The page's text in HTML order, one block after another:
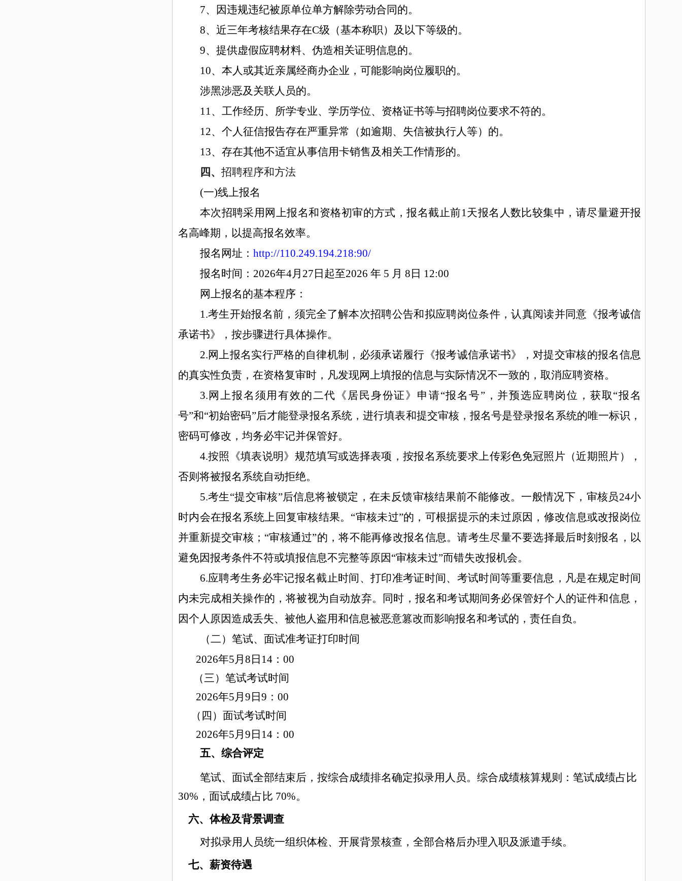
7、因违规违纪被原单位单方解除劳动合同的。
8、近三年考核结果存在C级（基本称职）及以下等级的。
9、提供虚假应聘材料、伪造相关证明信息的。
10、本人或其近亲属经商办企业，可能影响岗位履职的。
涉黑涉恶及关联人员的。
11、工作经历、所学专业、学历学位、资格证书等与招聘岗位要求不符的。
12、个人征信报告存在严重异常（如逾期、失信被执行人等）的。
13、存在其他不适宜从事信用卡销售及相关工作情形的。
四、 招聘程序和方法
(一)线上报名
本次招聘采用网上报名和资格初审的方式，报名截止前1天报名人数比较集中，请尽量避开报
名高峰期，以提高报名效率。
报名网址： http://110.249.194.218:90/
报名时间： 2026年4月27日 起至2026 年 5 月 8 日 12:00
网上报名的基本程序：
1.考生开始报名前，须完全了解本次招聘公告和拟应聘岗位条件，认真阅读并同意《报考诚信
承诺书》，按步骤进行具体操作。
2.网上报名实行严格的自律机制，必须承诺履行《报考诚信承诺书》，对提交审核的报名信息
的真实性负责，在资格复审时，凡发现网上填报的信息与实际情况不一致的，取消应聘资格。
3.网上报名须用有效的二代《居民身份证》申请“报名号”，并预选应聘岗位，获取“报名
号”和“初始密码”后才能登录报名系统，进行填表和提交审核，报名号是登录报名系统的唯一标识，
密码可修改，均务必牢记并保管好。
4.按照《填表说明》规范填写或选择表项，按报名系统要求上传彩色免冠照片 （近期照片）
，
否则将被报名系统自动拒绝。
5.考生“提交审核”后信息将被锁定，在未反馈审核结果前不能修改。一般情况下，审核员24小
时内会在报名系统上回复审核结果。“审核未过”的，可根据提示的未过原因，修改信息或改报岗位
并重新提交审核 ； “审核通过”的，将不能再修改报名信息。请考生尽量不要选择最后时刻报名，以
避免因报考条件不符或填报信息不完整等原因“审核未过”而错失改报机会。
6.应聘考生务必牢记报名截止时间、 打印准考证时间、 考试时间等重要信息，凡是在规定时间
内未完成相关操作的，将被视为自动放弃。同时，报名和考试期间务必保管好个人的证件和信息，
因个人原因造成丢失、被他人盗用和信息被恶意篡改而影响报名和考试的，责任自负。
（二）笔试、面试准考证打印时间
2026年5月8日14：00
（三）笔试考试时间
2026年5月9日9：00
（四）面试考试时间
2026年5月9日14：00
五、综合评定
笔试、面试全部结束后，按综合成绩排名确定拟录用人员。综合成绩核算规则：笔试成绩占比
30%，面试成绩占比 70%。
六、体检及背景调查
对拟录用人员统一组织体检、开展背景核查，全部合格后办理入职及派遣手续。
七、薪资待遇